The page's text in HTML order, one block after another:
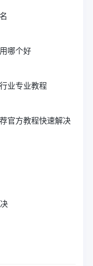
哪个好
业专业教程
官方教程快速解决